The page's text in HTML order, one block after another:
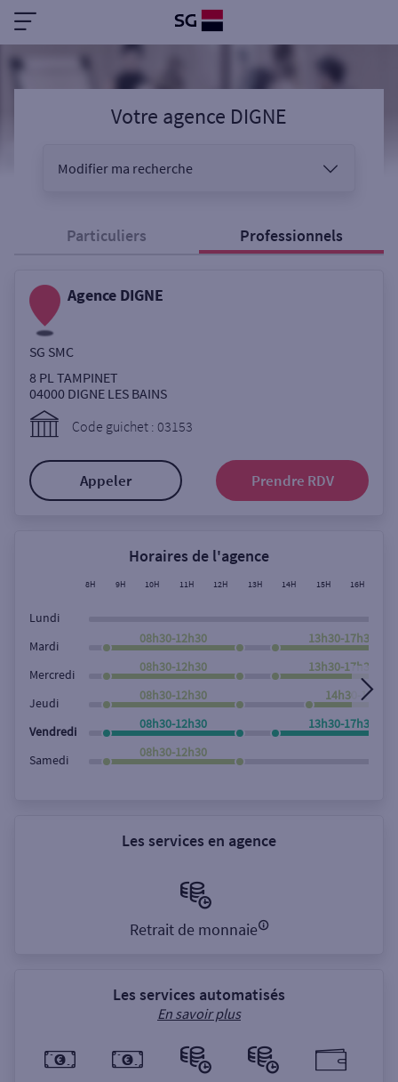
Votre agence DIGNE
Modifier ma recherche
Sélectionnez votre recherche
Ouverte le samedi
ou
Rue
Rechercher
Particuliers Professionnels
Agence DIGNE
SG SMC
8 PL TAMPINET
04000 DIGNE LES BAINS
Code guichet : 03153
Appeler Prendre RDV
Horaires de l'agence
8H 9H 10H 11H 12H 13H 14H 15H 16H
Lundi
Mardi
08h30-12h30 13h30-17h30
Mercredi
08h30-12h30 13h30-17h30
Jeudi
08h30-12h30 14h30-17h30
Vendredi
08h30-12h30 13h30-17h30
Samedi
08h30-12h30
Les services en agence
Retrait de monnaie
Les services automatisés
En savoir plus